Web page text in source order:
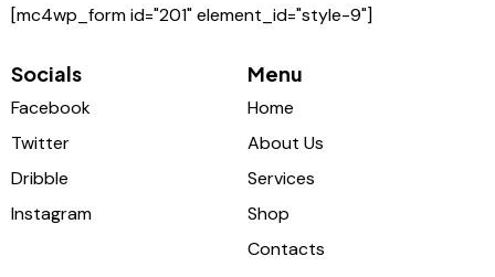
[mc4wp_form id="201" element_id="style-9"]
Socials
Facebook
Twitter
Dribble
Instagram
Menu
Home
About Us
Services
Shop
Contacts